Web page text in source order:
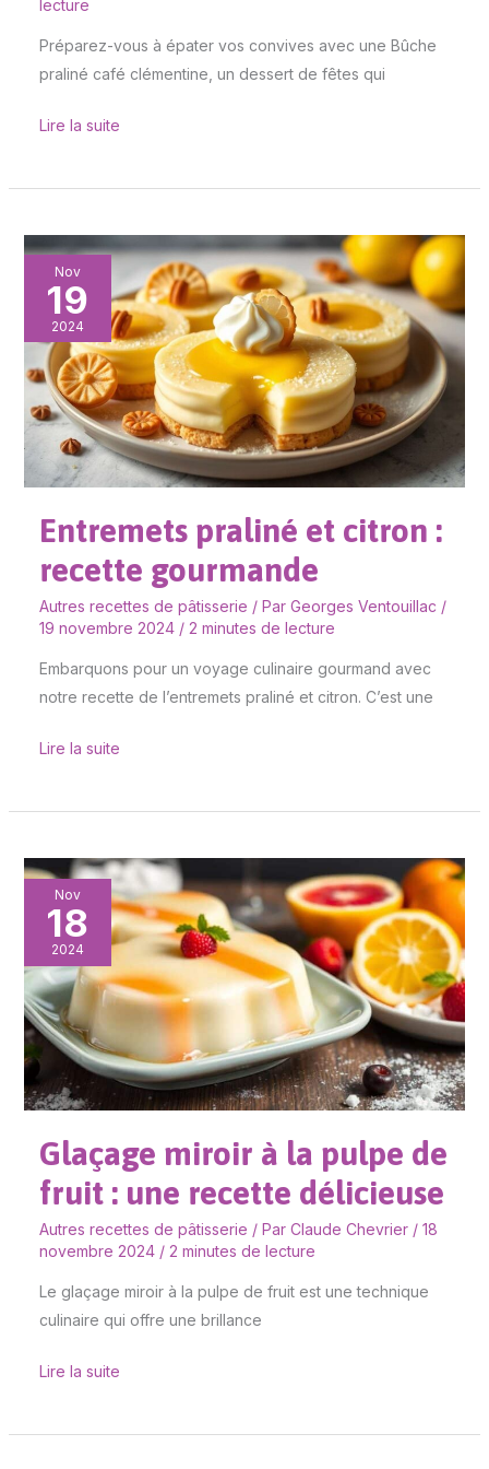
lecture
Préparez-vous à épater vos convives avec une Bûche
praliné café clémentine, un dessert de fêtes qui
Lire la suite
Nov
19
2024
Entremets praliné et citron :
recette gourmande
Autres recettes de pâtisserie / Par Georges Ventouillac /
19 novembre 2024 / 2 minutes de lecture
Embarquons pour un voyage culinaire gourmand avec
notre recette de l’entremets praliné et citron. C’est une
Entremets
praliné
citron
:
recette
gourmande
Lire la suite
Nov
18
2024
Glaçage miroir à la pulpe de
fruit : une recette délicieuse
Autres recettes de pâtisserie / Par Claude Chevrier / 18
novembre 2024 / 2 minutes de lecture
Le glaçage miroir à la pulpe de fruit est une technique
culinaire qui offre une brillance
Glaçage
miroir
la
pulpe
de
fruit
:
recette
délicieuse
Lire la suite